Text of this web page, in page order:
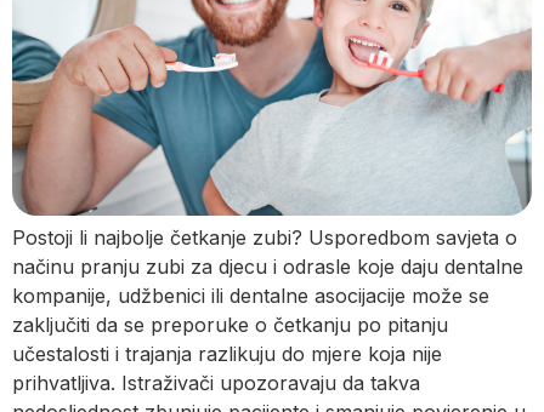
Postoji li najbolje četkanje zubi? Usporedbom savjeta o
načinu pranju zubi za djecu i odrasle koje daju dentalne
kompanije, udžbenici ili dentalne asocijacije može se
zaključiti da se preporuke o četkanju po pitanju
učestalosti i trajanja razlikuju do mjere koja nije
prihvatljiva. Istraživači upozoravaju da takva